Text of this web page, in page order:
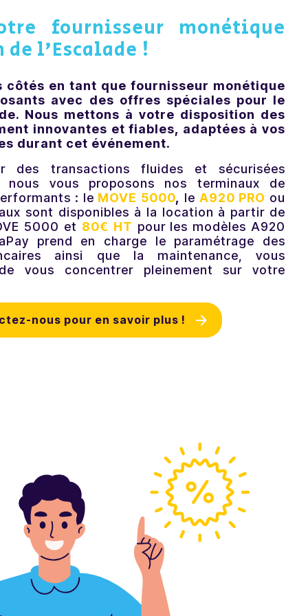
fournisseur monétique
l’Escalade !
côtés en tant que fournisseur monétique
avec des offres spéciales pour le
Nous mettons à votre disposition des
innovantes et fiables, adaptées à vos
durant cet événement.
des transactions fluides et sécurisées
vous proposons nos terminaux de
: le MOVE 5000, le A920 PRO ou
sont disponibles à la location à partir de
5000 et 80€ HT pour les modèles A920
prend en charge le paramétrage des
ainsi que la maintenance, vous
vous concentrer pleinement sur votre
nous pour en savoir plus !